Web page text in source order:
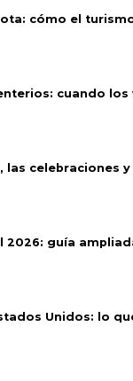
cómo el
cuando los
las celebraciones y
2026: guía
Unidos: lo